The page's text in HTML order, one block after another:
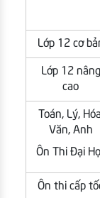
Lớp 12 cơ
Lớp 12 nâng
cao
Toán, Lý,
Văn, Anh
Ôn Thi Đại
Ôn thi cấp